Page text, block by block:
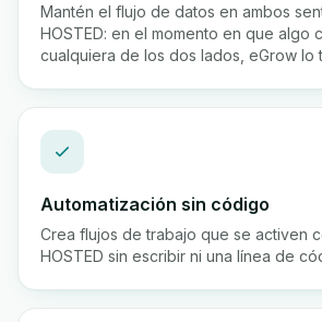
Mantén el flujo de datos en ambos
HOSTED: en el momento en que algo
cualquiera de los dos lados, eGrow lo
Automatización sin código
Crea flujos de trabajo que se activen
HOSTED sin escribir ni una línea de